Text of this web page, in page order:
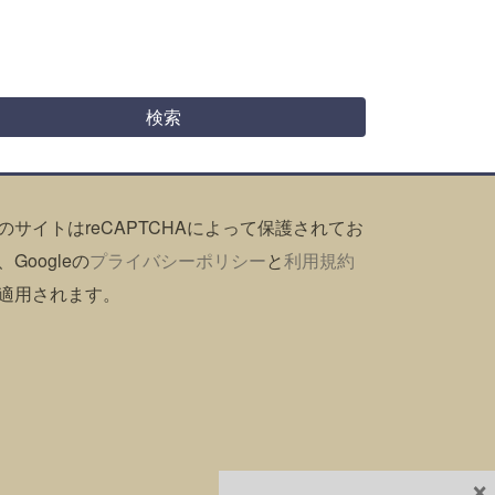
サイトはreCAPTCHAによって保護されてお
Googleのプライバシーポリシーと利用規約
用されます。